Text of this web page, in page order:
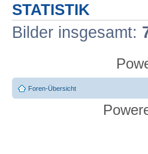
STATISTIK
Bilder insgesamt:
Foren-Übersicht